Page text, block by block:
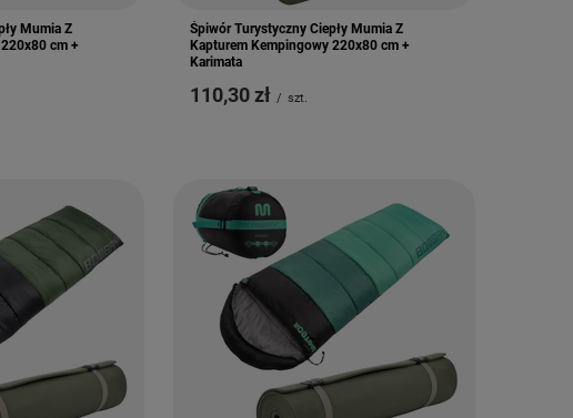
Mumia Z
cm +
Śpiwór Turystyczny Ciepły Mumia Z
Kapturem Kempingowy 220x80 cm +
Karimata
110,30 zł / szt.